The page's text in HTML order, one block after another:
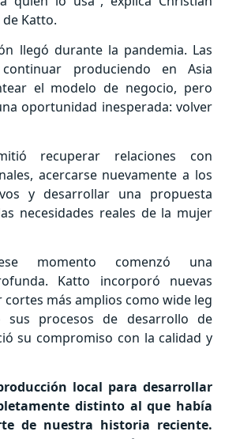
Katto.
llegó durante la pandemia. Las
produciendo en Asia
el modelo de negocio, pero
oportunidad inesperada: volver
recuperar relaciones con
acercarse nuevamente a los
y desarrollar una propuesta
necesidades reales de la mujer
momento comenzó una
Katto incorporó nuevas
más amplios como wide leg
sus procesos de desarrollo de
su compromiso con la calidad y
local para desarrollar
distinto al que había
de nuestra historia reciente.